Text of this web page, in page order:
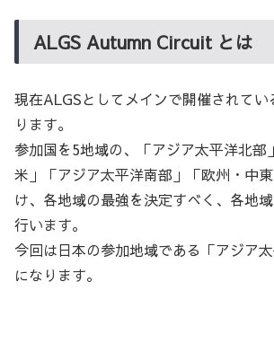
ALGS Autumn Circuit とは
現在ALGSとしてメインで開催されてい
ります。
参加国を5地域の、「アジア太平洋北部
米」「アジア太平洋南部」「欧州・中
け、各地域の最強を決定すべく、各地
行います。
今回は日本の参加地域である「アジア
になります。